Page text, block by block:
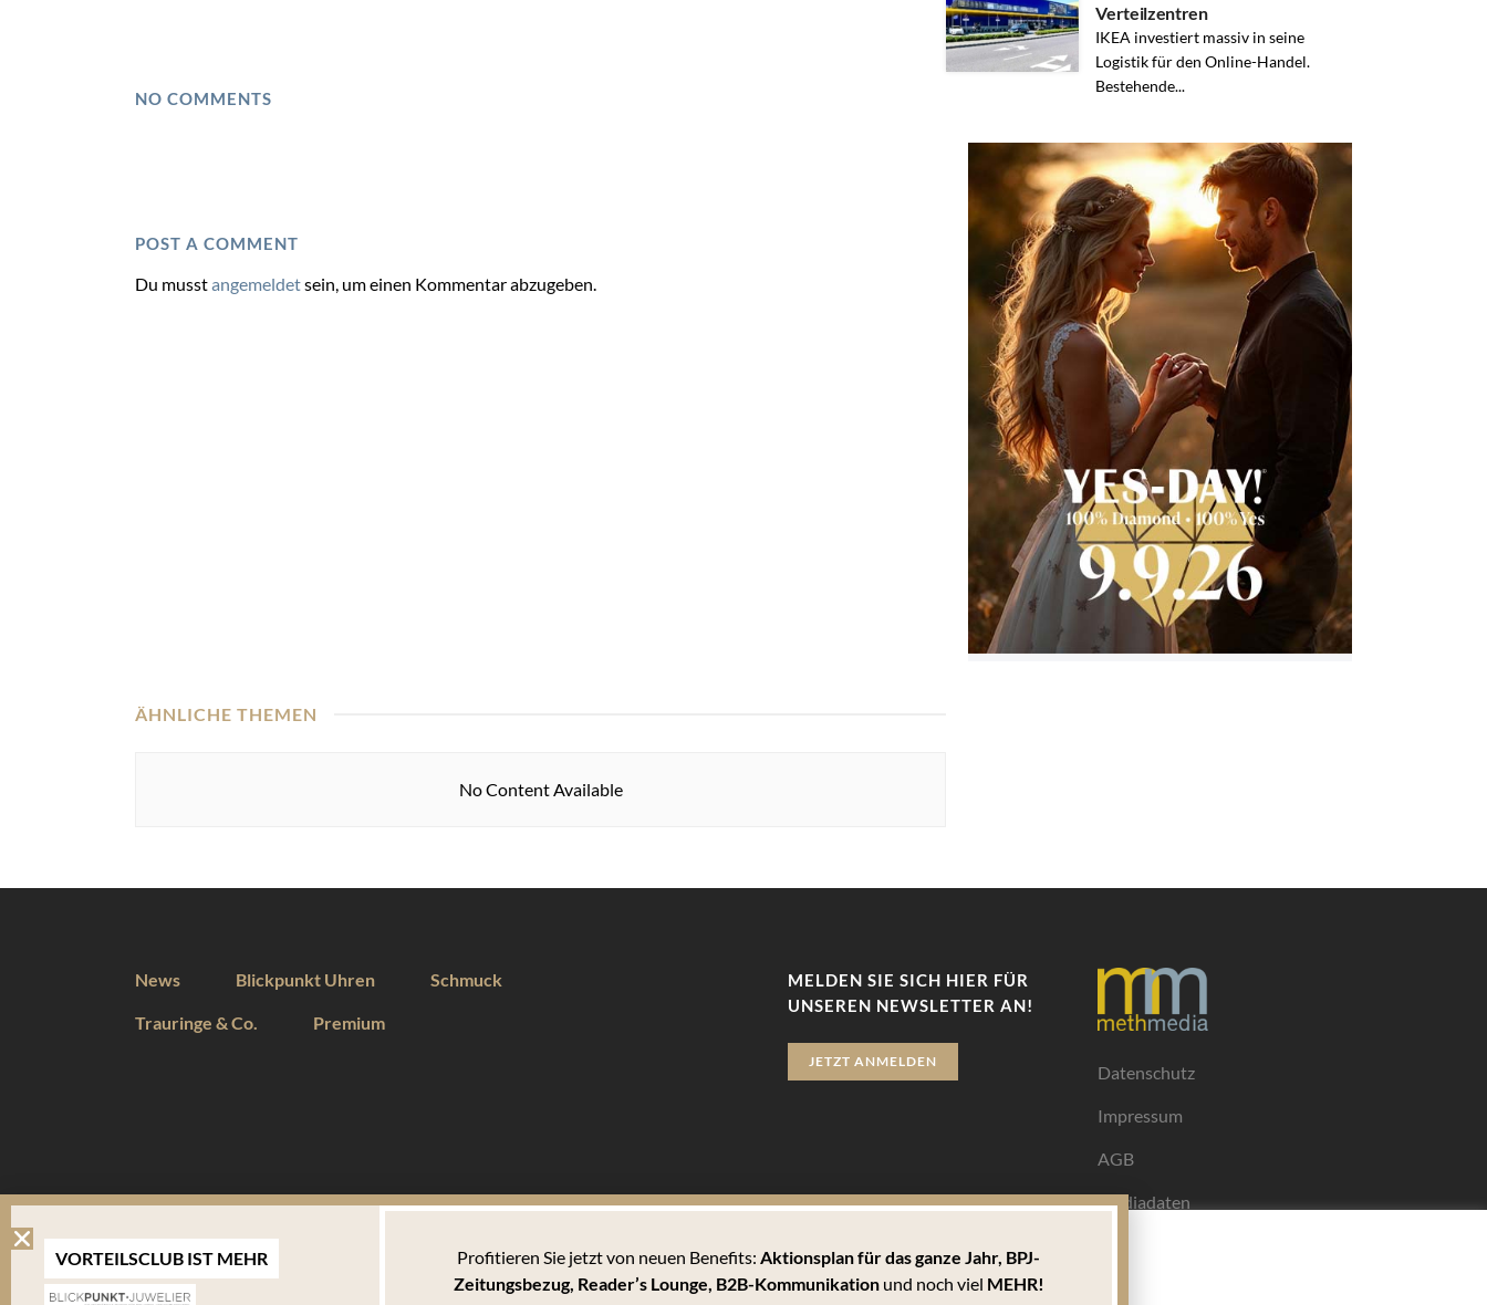
NO COMMENTS
POST A COMMENT
Du musstangemeldetsein, um einen Kommentar abzugeben.
Verteilzentren
IKEA investiert massiv in seine
Logistik für den Online-Handel.
Bestehende...
ÄHNLICHE THEMEN
No Content Available
News Blickpunkt Uhren Schmuck
Trauringe & Co. Premium
MELDEN SIE SICH HIER FÜR
UNSEREN NEWSLETTER AN!
JETZT ANMELDEN
Datenschutz
Impressum
AGB
Mediadaten
DIESE WEBSEITE VERWENDET COOKIES
Wir verwenden Cookies um Ihnen eine optimale Benutzererfahrung zu bieten. Hierbei handelt es sich um kleine Textdateien, die auf Ihrem
Endgerät abgelegt werden. Um die Website weiterhin zu nutzen, können Sie sämtlichen Cookies zustimmen oder unter den Einstellungen
VORTEILSCLUB IST MEHR Profitieren Sie jetzt von neuen Benefits:Aktionsplan für das ganze Jahr, BPJ-
Zeitungsbezug, Reader’s Lounge, B2B-Kommunikation und noch viel MEHR!